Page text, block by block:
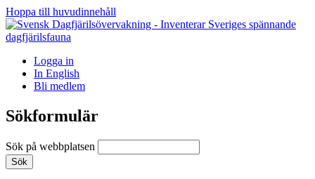
Hoppa till huvudinnehåll
Logga in
In English
Bli medlem
Sökformulär
Sök på webbplatsen